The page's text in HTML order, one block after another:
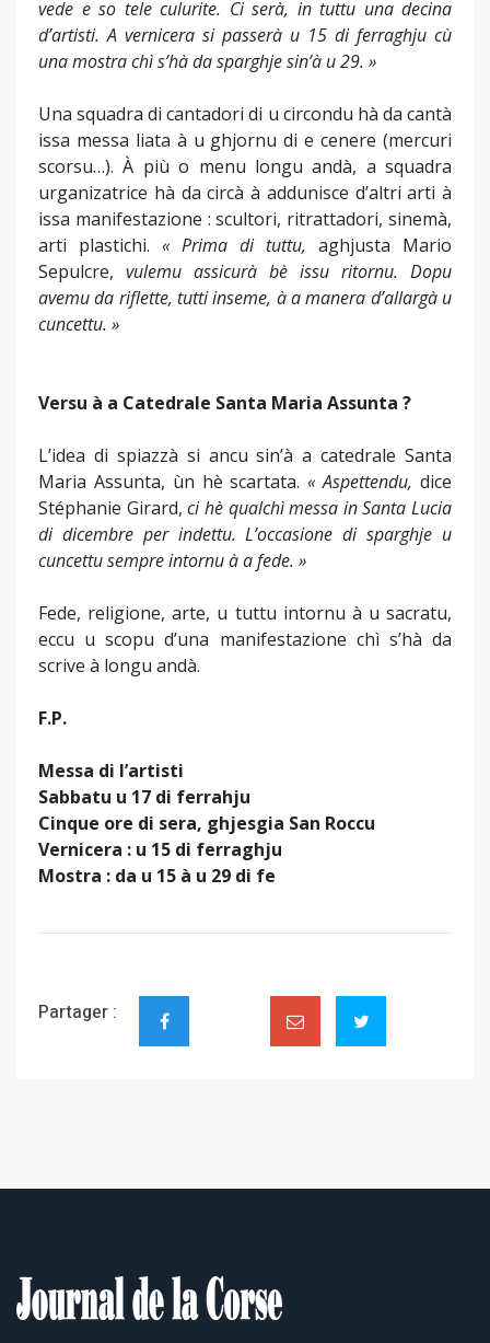
vede e so tele culurite. Ci serà, in tuttu una decina
d’artisti. A vernicera si passerà u 15 di ferraghju cù
una mostra chì s’hà da sparghje sin’à u 29. »
Una squadra di cantadori di u circondu hà da cantà
issa messa liata à u ghjornu di e cenere (mercuri
scorsu…). À più o menu longu andà, a squadra
urganizatrice hà da circà à addunisce d’altri arti à
issa manifestazione : scultori, ritrattadori, sinemà,
arti plastichi. « Prima di tuttu, aghjusta Mario
Sepulcre, vulemu assicurà bè issu ritornu. Dopu
avemu da riflette, tutti inseme, à a manera d’allargà u
cuncettu. »
Versu à a Catedrale Santa Maria Assunta ?
L’idea di spiazzà si ancu sin’à a catedrale Santa
Maria Assunta, ùn hè scartata.« Aspettendu,dice
Stéphanie Girard,ci hè qualchì messa in Santa Lucia
di dicembre per indettu. L’occasione di sparghje u
cuncettu sempre intornu à a fede. »
Fede, religione, arte, u tuttu intornu à u sacratu,
eccu u scopu d’una manifestazione chì s’hà da
scrive à longu andà.
F.P.
Messa di l’artisti
Sabbatu u 17 di ferrahju
Cinque ore di sera, ghjesgia San Roccu
Vernicera : u 15 di ferraghju
Mostra : da u 15 à u 29 di fe
Partager :